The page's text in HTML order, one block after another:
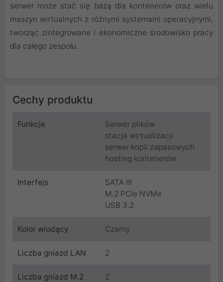
serwer może stać się bazą dla kontenerów oraz wielu
maszyn wirtualnych z różnymi systemami operacyjnymi,
tworząc zintegrowane i ekonomiczne środowisko pracy
dla całego zespołu.
Cechy produktu
Funkcje
Serwer plików
stacja wirtualizacji
serwer kopii zapasowych
hosting kontenerów
Interfejs
SATA III
M.2 PCIe NVMe
USB 3.2
Kolor wiodący Czarny
Liczba gniazd LAN 2
Liczba gniazd M.2 2